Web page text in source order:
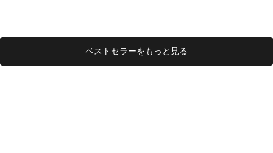
ベストセラーをもっと見る